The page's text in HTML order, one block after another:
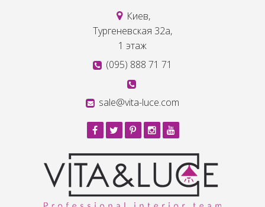
Киев,
Тургеневская 32а,
1 этаж
(095) 888 71 71
sale@vita-luce.com